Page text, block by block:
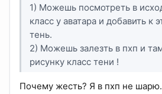
1) Можешь посмотреть в
класс у аватара и добавить к
тень.
2) Можешь залезть в пхп и
рисунку класс тени !
Почему жесть? Я в пхп не шарю.